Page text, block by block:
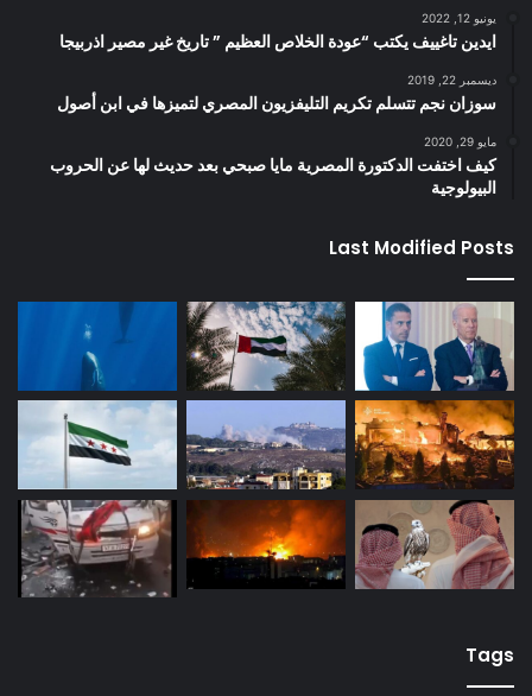
يونيو 12, 2022
ايدين تاغييف يكتب “عودة الخلاص العظيم ” تاريخ غير مصير اذربيجا
ديسمبر 22, 2019
سوزان نجم تتسلم تكريم التليفزيون المصري لتميزها في ابن أصول
مايو 29, 2020
كيف اختفت الدكتورة المصرية مايا صبحي بعد حديث لها عن الحروب
البيولوجية
Last Modified Posts
Tags